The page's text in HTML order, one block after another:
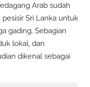
Arab sudah
Sri Lanka untuk
gading. Sebagian
lokal, dan
dikenal sebagai